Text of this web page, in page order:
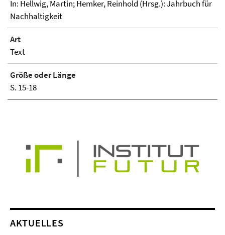
In: Hellwig, Martin; Hemker, Reinhold (Hrsg.): Jahrbuch für
Nachhaltigkeit
Art
Text
Größe oder Länge
S. 15-18
AKTUELLES